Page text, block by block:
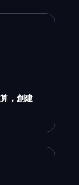
，創建